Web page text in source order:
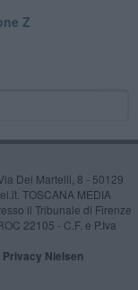
Z
Dei Martelli, 8 - 50129
TOSCANA MEDIA
il Tribunale di Firenze
22105 - C.F. e P.Iva
Privacy Nielsen